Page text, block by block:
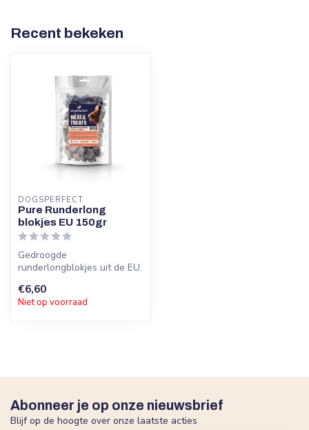
Recent bekeken
DOGSPERFECT
Pure Runderlong
blokjes EU 150gr
Gedroogde
runderlongblokjes uit de EU.
100% natuurli...
€6,60
Niet op voorraad
Abonneer je op onze nieuwsbrief
Blijf op de hoogte over onze laatste acties